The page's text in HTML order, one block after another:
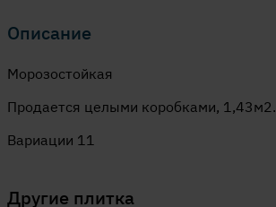
Описание
Морозостойкая
Продается целыми коробками, 1,43м2.
Вариации 11
Другие плитка